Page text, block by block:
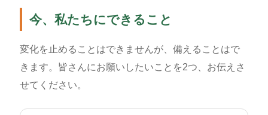
今、私たちにできること
変化を止めることはできませんが、備えることはで
きます。皆さんにお願いしたいことを2つ、お伝えさ
せてください。